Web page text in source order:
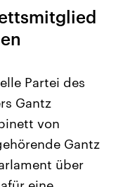
Beiträge,
und
die Vereinigten
mächtigsten Ländern
großem Einfluss auf
Partei des
Gantz
von
Gantz
über